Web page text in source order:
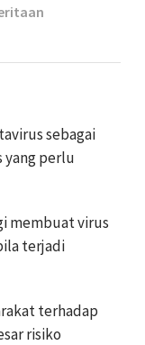
sebagai
yang perlu
membuat virus
terjadi
terhadap
risiko